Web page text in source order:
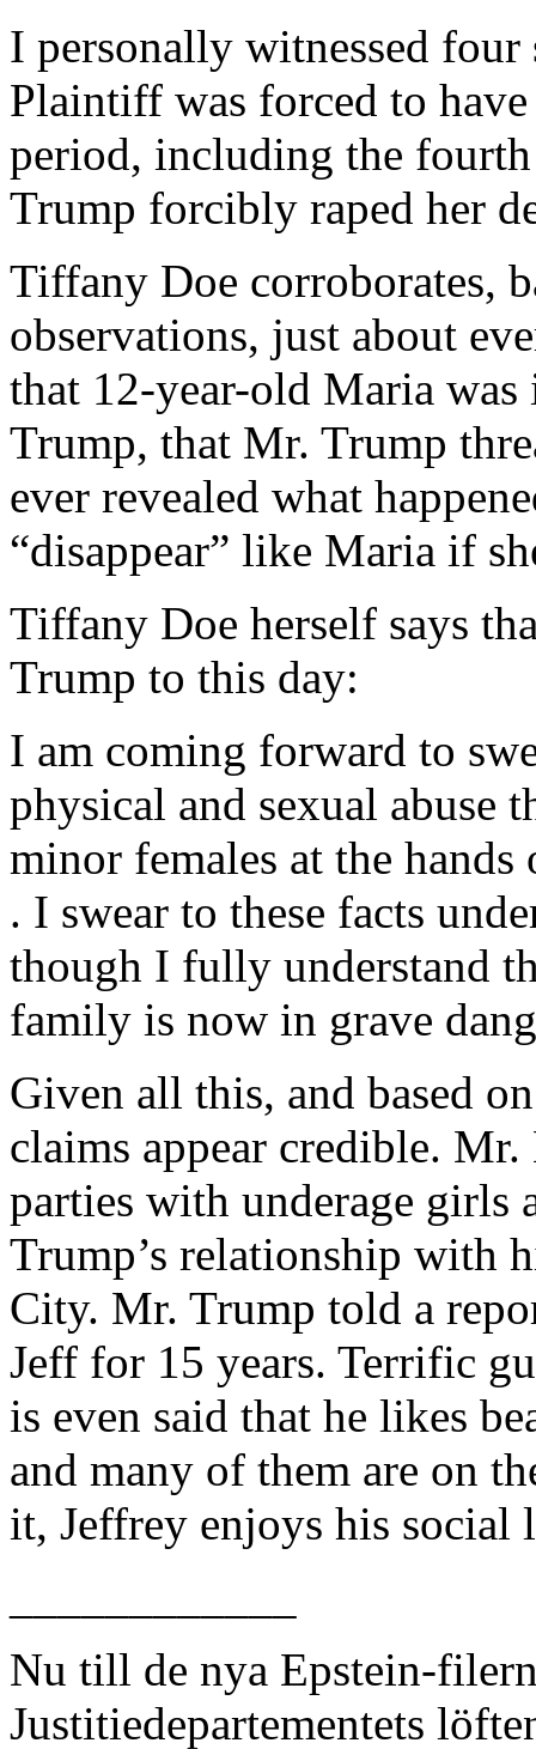
I personally witnessed four
Plaintiff was forced to
period, including the
Trump forcibly raped her
Tiffany Doe corroborates,
observations, just about
that 12-year-old Maria
Trump, that Mr. Trump
ever revealed what
“disappear” like Maria if
Tiffany Doe herself says
Trump to this day:
I am coming forward to
physical and sexual abuse
minor females at the
. I swear to these facts
though I fully understand
family is now in grave
Given all this, and based
claims appear credible. Mr.
parties with underage girls
Trump’s relationship with
City. Mr. Trump told a
Jeff for 15 years. Terrific
is even said that he likes
and many of them are on
it, Jeffrey enjoys his social
Nu till de nya Epstein-
Justitiedepartementets